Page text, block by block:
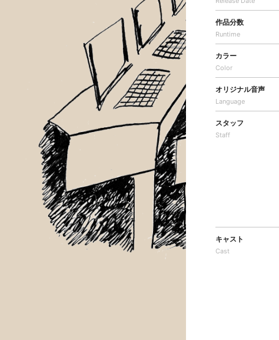
作品分数
Runtime
カラー
Color
オリジナル音声
Language
スタッフ
Staff
キャスト
Cast